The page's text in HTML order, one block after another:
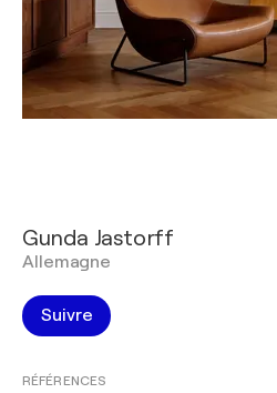
Gunda Jastorff
Allemagne
Suivre
RÉFÉRENCES